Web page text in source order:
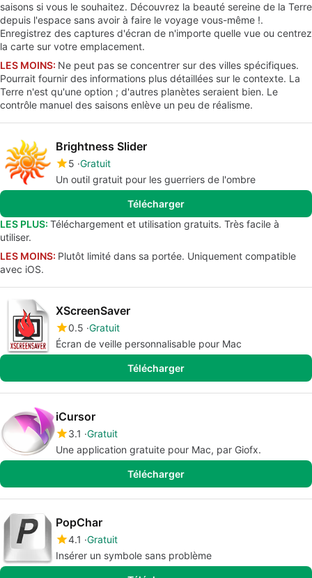
saisons si vous le souhaitez. Découvrez la beauté sereine de la Terre
depuis l'espace sans avoir à faire le voyage vous-même !.
Enregistrez des captures d'écran de n'importe quelle vue ou centrez
la carte sur votre emplacement.
LES MOINS: Ne peut pas se concentrer sur des villes spécifiques.
Pourrait fournir des informations plus détaillées sur le contexte. La
Terre n'est qu'une option ; d'autres planètes seraient bien. Le
contrôle manuel des saisons enlève un peu de réalisme.
Brightness Slider
5 Gratuit
Un outil gratuit pour les guerriers de l'ombre
Télécharger
LES PLUS: Téléchargement et utilisation gratuits. Très facile à
utiliser.
LES MOINS: Plutôt limité dans sa portée. Uniquement compatible
avec iOS.
XScreenSaver
0.5 Gratuit
Écran de veille personnalisable pour Mac
Télécharger
iCursor
3.1 Gratuit
Une application gratuite pour Mac, par Giofx.
Télécharger
PopChar
4.1 Gratuit
Insérer un symbole sans problème